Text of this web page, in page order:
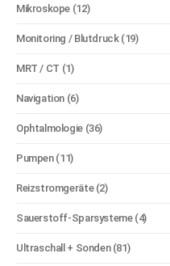
Mikroskope (12)
Monitoring / Blutdruck (19)
MRT / CT (1)
Navigation (6)
Ophtalmologie (36)
Pumpen (11)
Reizstromgeräte (2)
Sauerstoff-Sparsysteme (4)
Ultraschall + Sonden (81)